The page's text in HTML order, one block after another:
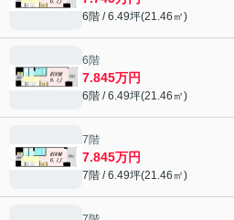
6階 / 6.49坪(21.46㎡)
6階
7.845万円
6階 / 6.49坪(21.46㎡)
7階
7.845万円
7階 / 6.49坪(21.46㎡)